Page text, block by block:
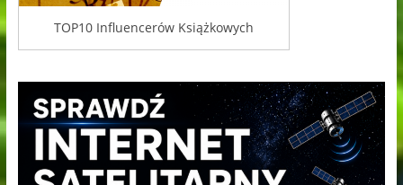
TOP10 Influencerów Książkowych